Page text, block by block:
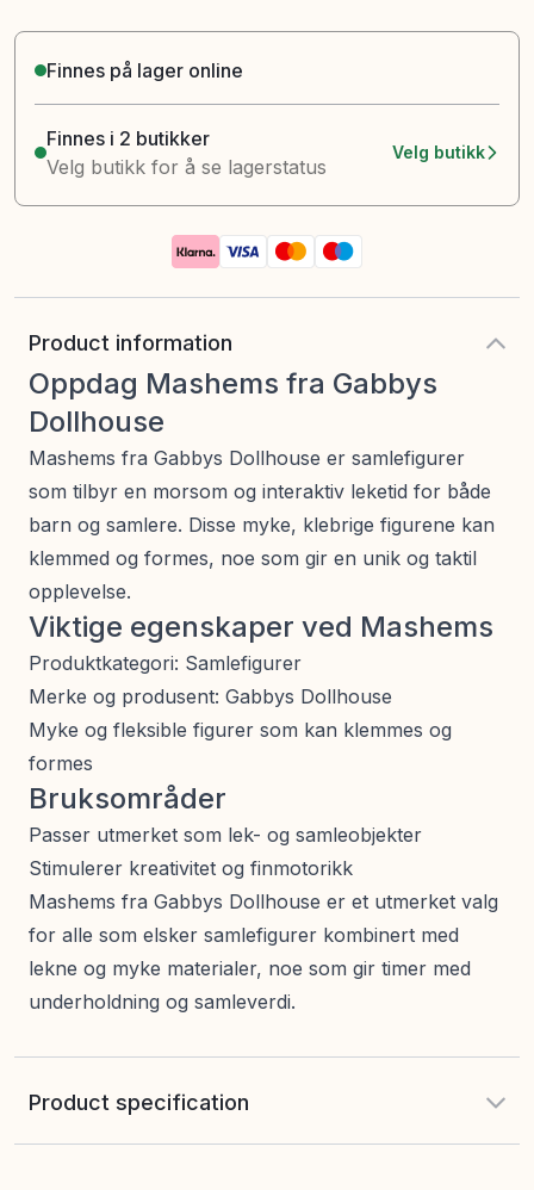
Finnes på lager online
Finnes i 2 butikker
Velg butikk for å se lagerstatus
Velg butikk
Product information
Oppdag Mashems fra Gabbys
Dollhouse
Mashems fra Gabbys Dollhouse er samlefigurer
som tilbyr en morsom og interaktiv leketid for både
barn og samlere. Disse myke, klebrige figurene kan
klemmed og formes, noe som gir en unik og taktil
opplevelse.
Viktige egenskaper ved Mashems
Produktkategori: Samlefigurer
Merke og produsent: Gabbys Dollhouse
Myke og fleksible figurer som kan klemmes og
formes
Bruksområder
Passer utmerket som lek- og samleobjekter
Stimulerer kreativitet og finmotorikk
Mashems fra Gabbys Dollhouse er et utmerket valg
for alle som elsker samlefigurer kombinert med
lekne og myke materialer, noe som gir timer med
underholdning og samleverdi.
Product specification